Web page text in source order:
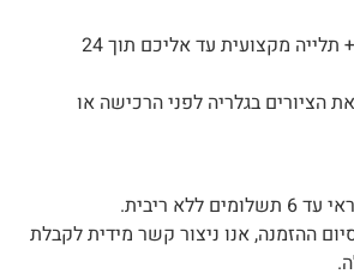
ניתן להזמין משלוח + תלייה מקצועית עד אליכם תוך 24
הציורים בגלריה לפני הרכישה או
ריבית.
ההזמנה, אנו ניצור קשר מידית לקבלת